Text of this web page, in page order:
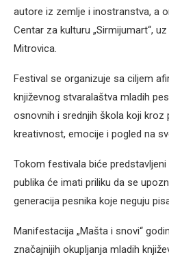
autore iz zemlje i inostranstva, a
Centar za kulturu „Sirmijumart“,
Mitrovica.
Festival se organizuje sa ciljem
književnog stvaralaštva mladih
osnovnih i srednjih škola koji kroz
kreativnost, emocije i pogled na
Tokom festivala biće
publika će imati priliku da se
generacija pesnika koje neguju
Manifestacija „Mašta i snovi“
značajnijih okupljanja mladih